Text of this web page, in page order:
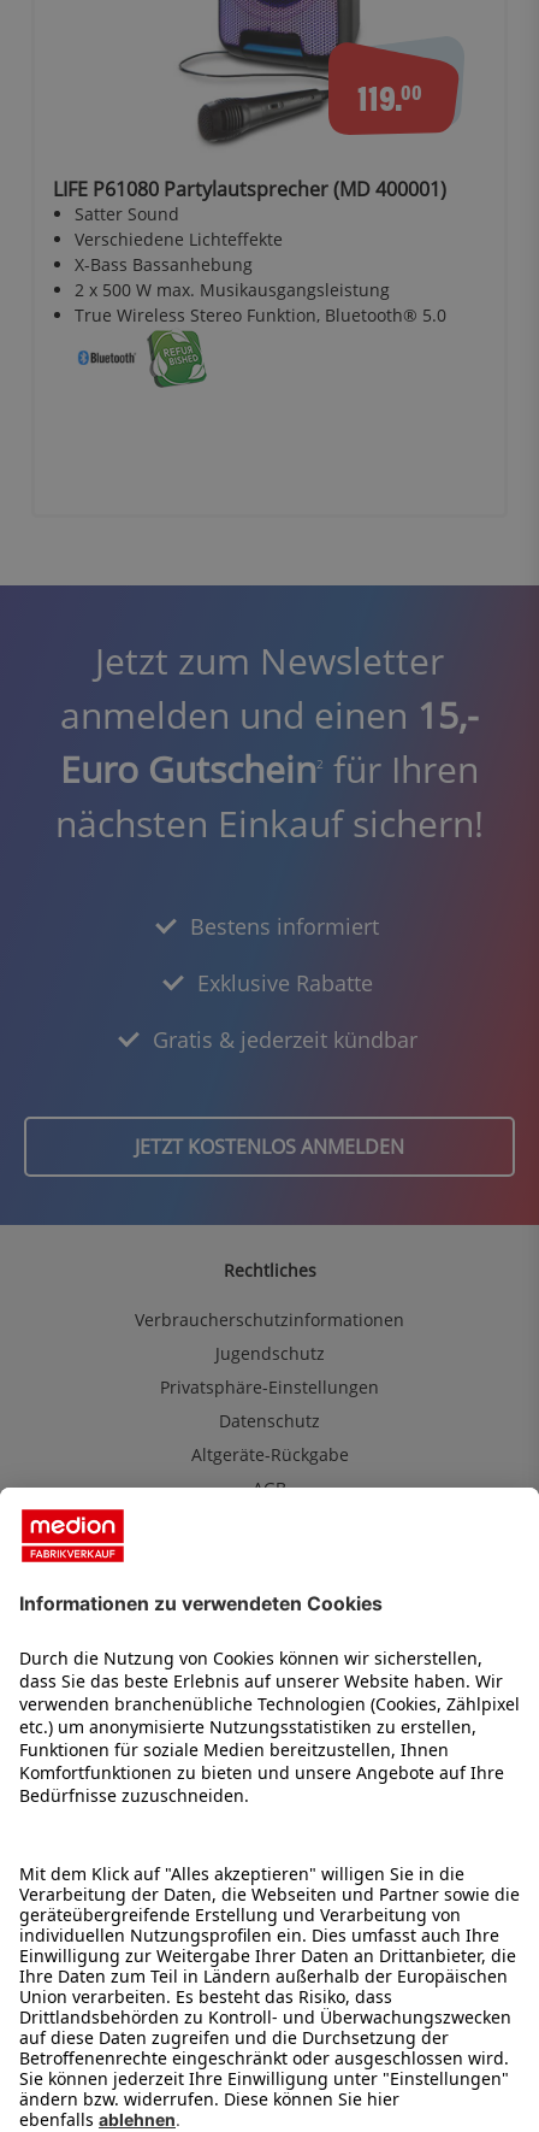
119.00
LIFE P61080 Partylautsprecher (MD 400001)
Satter Sound
Verschiedene Lichteffekte
X-Bass Bassanhebung
2 x 500 W max. Musikausgangsleistung
True Wireless Stereo Funktion, Bluetooth® 5.0
Jetzt zum Newsletter
anmelden und einen 15,-
Euro Gutschein2
für Ihren
nächsten Einkauf sichern!
Bestens informiert
Exklusive Rabatte
Gratis & jederzeit kündbar
JETZT KOSTENLOS ANMELDEN
Rechtliches
Verbraucherschutzinformationen
Jugendschutz
Privatsphäre-Einstellungen
Datenschutz
Altgeräte-Rückgabe
AGB
Kontakt
Karriere
Impressum
2 Jahre Garantie
Was ist B-Ware
Reservierung & Abholung
Zahlungsarten
1) Ehemalige Unverbindliche Preisempfehlung. 2) Als B- oder C-Ware werden
Verkaufsartikel bezeichnet, die nicht mehr original verpackt sind. Hierunter fallen
Artikel mit beschädigter oder fehlender Originalverpackung (insb. Retouren aus
dem Versandhandel) sowie Artikel, die schon einmal ausgepackt und vorgeführt
oder vom Kunden angesehen wurden. B-Ware kann im Einzelfall minimale